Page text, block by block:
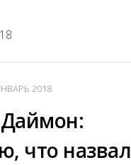
2018
что назвал